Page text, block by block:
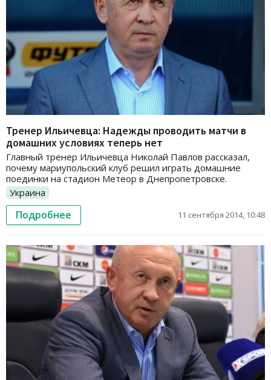
Тренер Ильичевца: Надежды проводить матчи в
домашних условиях теперь нет
Главный тренер Ильичевца Николай Павлов рассказал,
почему мариупольский клуб решил играть домашние
поединки на стадион Метеор в Днепропетровске.
Украина
Подробнее 11 сентября 2014, 10:48